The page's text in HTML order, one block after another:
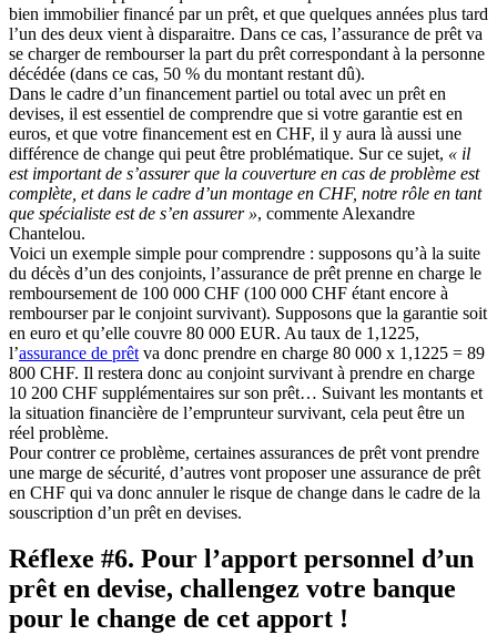
bien immobilier financé par un prêt, et que quelques années plus tard
l’un des deux vient à disparaitre. Dans ce cas, l’assurance de prêt va
se charger de rembourser la part du prêt correspondant à la personne
décédée (dans ce cas, 50 % du montant restant dû).
Dans le cadre d’un financement partiel ou total avec un prêt en
devises, il est essentiel de comprendre que si votre garantie est en
euros, et que votre financement est en CHF, il y aura là aussi une
différence de change qui peut être problématique. Sur ce sujet, « il
est important de s’assurer que la couverture en cas de problème est
complète, et dans le cadre d’un montage en CHF, notre rôle en tant
que spécialiste est de s’en assurer », commente Alexandre
Chantelou.
Voici un exemple simple pour comprendre : supposons qu’à la suite
du décès d’un des conjoints, l’assurance de prêt prenne en charge le
remboursement de 100 000 CHF (100 000 CHF étant encore à
rembourser par le conjoint survivant). Supposons que la garantie soit
en euro et qu’elle couvre 80 000 EUR. Au taux de 1,1225,
l’assurance de prêt va donc prendre en charge 80 000 x 1,1225 = 89
800 CHF. Il restera donc au conjoint survivant à prendre en charge
10 200 CHF supplémentaires sur son prêt… Suivant les montants et
la situation financière de l’emprunteur survivant, cela peut être un
réel problème.
Pour contrer ce problème, certaines assurances de prêt vont prendre
une marge de sécurité, d’autres vont proposer une assurance de prêt
en CHF qui va donc annuler le risque de change dans le cadre de la
souscription d’un prêt en devises.
Réflexe #6. Pour l’apport personnel d’un
prêt en devise, challengez votre banque
pour le change de cet apport !